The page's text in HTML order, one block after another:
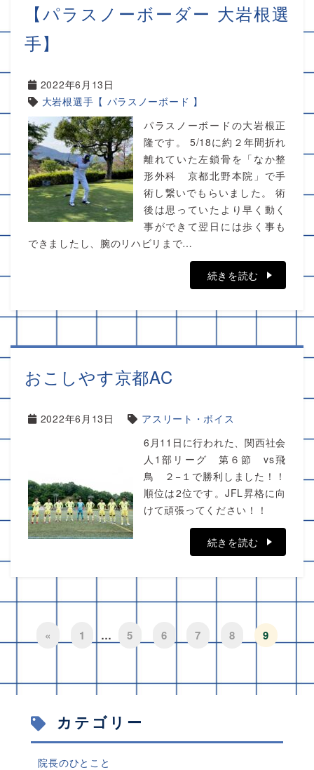
【パラスノーボーダー 大岩根選
手】
2022年6月13日
大岩根選手【 パラスノーボード 】
パラスノーボードの大岩根正
隆です。 5/18に約２年間折れ
離れていた左鎖骨を「なか整
形外科 京都北野本院」で手
術し繋いでもらいました。 術
後は思っていたより早く動く
事ができて翌日には歩く事も
できましたし、腕のリハビリまで…
続きを読む
おこしやす京都AC
2022年6月13日
アスリート・ボイス
6月11日に行われた、関西社会
人1部リーグ 第６節 vs飛
鳥 ２−１で勝利しました！！
順位は2位です。JFL昇格に向
けて頑張ってください！！
続きを読む
« 1 … 5 6 7 8 9
カテゴリー
院長のひとこと